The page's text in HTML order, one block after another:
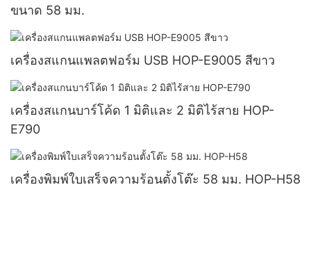
ขนาด 58 มม.
เครื่องสแกนแพลตฟอร์ม USB HOP-E9005 สีขาว
เครื่องสแกนบาร์โค้ด 1 มิติและ 2 มิติไร้สาย HOP-
E790
เครื่องพิมพ์ใบเสร็จความร้อนตั้งโต๊ะ 58 มม. HOP-H58